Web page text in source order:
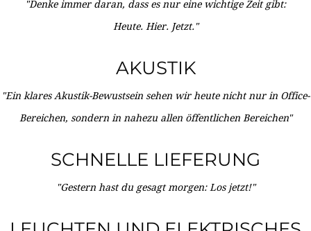
"Denke immer daran, dass es nur eine wichtige Zeit gibt:
Heute. Hier. Jetzt."
AKUSTIK
"Ein klares Akustik-Bewustsein sehen wir heute nicht nur in Office-
Bereichen, sondern in nahezu allen öffentlichen Bereichen"
SCHNELLE LIEFERUNG
"Gestern hast du gesagt morgen: Los jetzt!"